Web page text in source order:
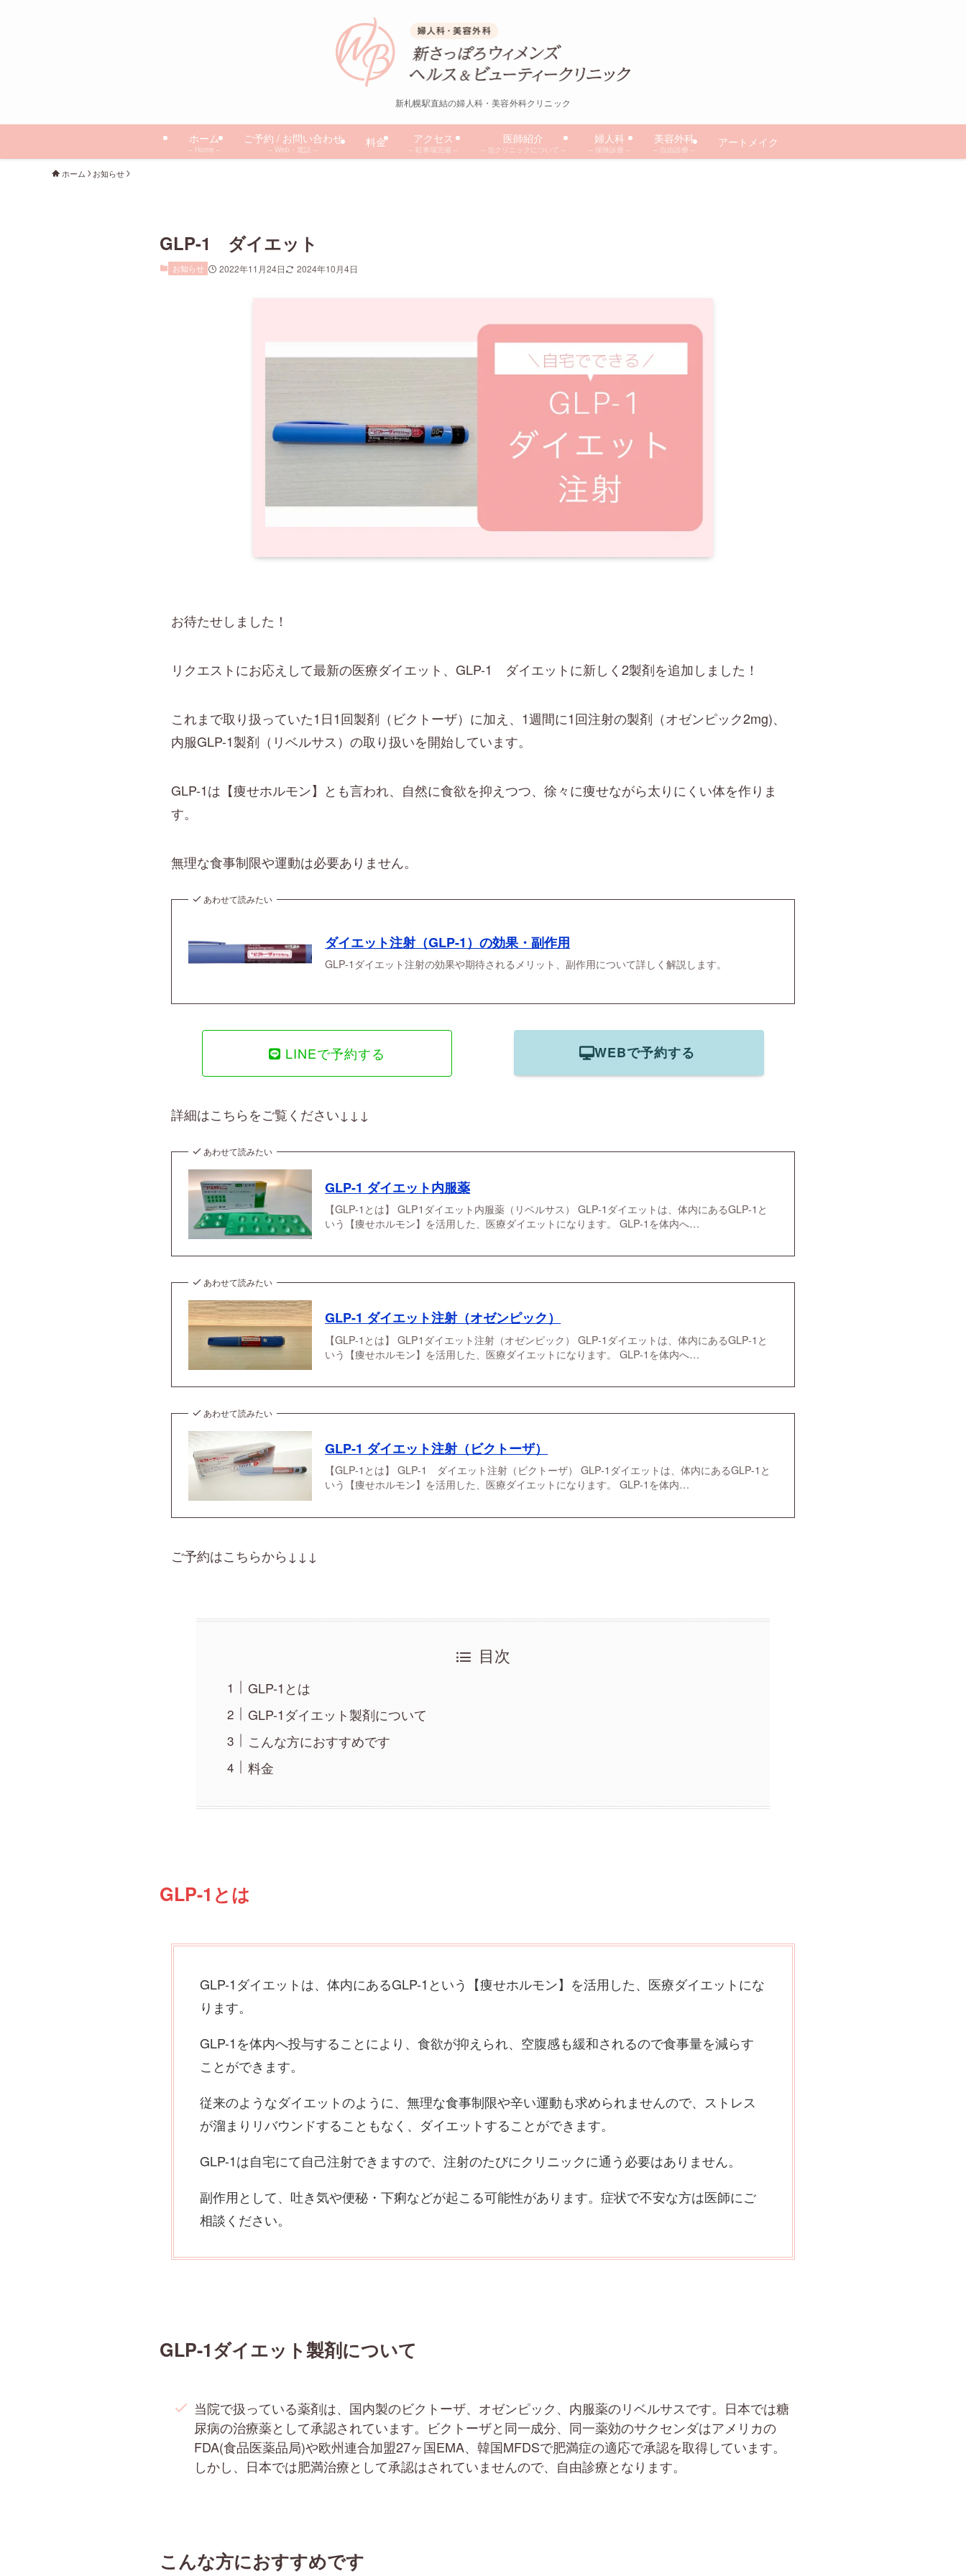
新札幌駅直結の婦人科・美容外科クリニック
ホーム
– Home –
ご予約 / お問い合わせ
– Web・電話 –
料金 アクセス
– 駐車場完備 –
医師紹介
– 当クリニックについて –
婦人科
– 保険診療 –
美容外科
– 自由診療 –
アートメイク
ホーム お知らせ
GLP-1 ダイエット
お知らせ 2022年11月24日 2024年10月4日
お待たせしました！
リクエストにお応えして最新の医療ダイエット、GLP-1 ダイエットに新しく2製剤を追加しました！
これまで取り扱っていた1日1回製剤（ビクトーザ）に加え、1週間に1回注射の製剤（オゼンピック2mg)、
内服GLP-1製剤（リベルサス）の取り扱いを開始しています。
GLP-1は【痩せホルモン】とも言われ、自然に食欲を抑えつつ、徐々に痩せながら太りにくい体を作りま
す。
無理な食事制限や運動は必要ありません。
あわせて読みたい
ダイエット注射（GLP-1）の効果・副作用
GLP-1ダイエット注射の効果や期待されるメリット、副作用について詳しく解説します。
LINEで予約する WEBで予約する
詳細はこちらをご覧ください↓↓↓
あわせて読みたい
GLP-1 ダイエット内服薬
【GLP-1とは】 GLP1ダイエット内服薬（リベルサス） GLP-1ダイエットは、体内にあるGLP-1と
いう【痩せホルモン】を活用した、医療ダイエットになります。 GLP-1を体内へ…
あわせて読みたい
GLP-1 ダイエット注射（オゼンピック）
【GLP-1とは】 GLP1ダイエット注射（オゼンピック） GLP-1ダイエットは、体内にあるGLP-1と
いう【痩せホルモン】を活用した、医療ダイエットになります。 GLP-1を体内へ…
あわせて読みたい
GLP-1 ダイエット注射（ビクトーザ）
【GLP-1とは】 GLP-1 ダイエット注射（ビクトーザ） GLP-1ダイエットは、体内にあるGLP-1と
いう【痩せホルモン】を活用した、医療ダイエットになります。 GLP-1を体内…
ご予約はこちらから↓↓↓
目次
GLP-1とは
GLP-1ダイエット製剤について
こんな方におすすめです
料金
GLP-1とは
GLP-1ダイエットは、体内にあるGLP-1という【痩せホルモン】を活用した、医療ダイエットにな
ります。
GLP-1を体内へ投与することにより、食欲が抑えられ、空腹感も緩和されるので食事量を減らす
ことができます。
従来のようなダイエットのように、無理な食事制限や辛い運動も求められませんので、ストレス
が溜まりリバウンドすることもなく、ダイエットすることができます。
GLP-1は自宅にて自己注射できますので、注射のたびにクリニックに通う必要はありません。
副作用として、吐き気や便秘・下痢などが起こる可能性があります。症状で不安な方は医師にご
相談ください。
GLP-1ダイエット製剤について
当院で扱っている薬剤は、国内製のビクトーザ、オゼンピック、内服薬のリベルサスです。日本では糖
尿病の治療薬として承認されています。ビクトーザと同一成分、同一薬効のサクセンダはアメリカの
FDA(食品医薬品局)や欧州連合加盟27ヶ国EMA、韓国MFDSで肥満症の適応で承認を取得しています。
しかし、日本では肥満治療として承認はされていませんので、自由診療となります。
こんな方におすすめです